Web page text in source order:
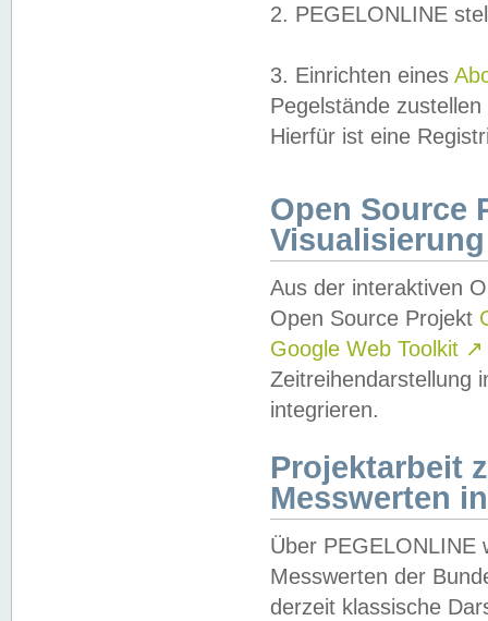
2. PEGELONLINE
3. Einrichten eines
Pegelstände
Hierfür ist eine
Open Source
Visualisierung
Aus der interaktiven
Open Source Projekt
Google Web Toolkit ↗
Zeitreihendarstellung
integrieren.
Projektarbeit
Messwerten
Über PEGELONLINE
Messwerten der
derzeit klassische